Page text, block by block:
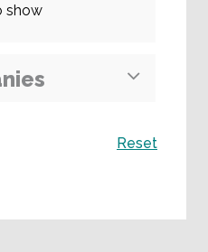
show
Reset